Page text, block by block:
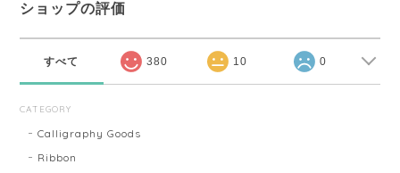
ショップの評価
すべて 380 10 0
CATEGORY
Calligraphy Goods
Ribbon